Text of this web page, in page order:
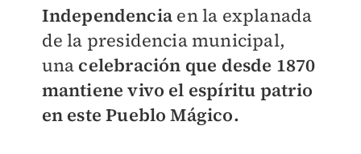
Independencia en la explanada
de la presidencia municipal,
una celebración que desde 1870
mantiene vivo el espíritu patrio
en este Pueblo Mágico.